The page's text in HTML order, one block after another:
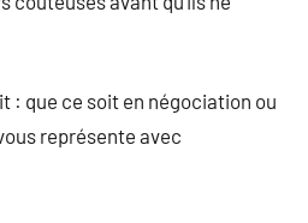
: que ce soit en négociation ou
représente avec